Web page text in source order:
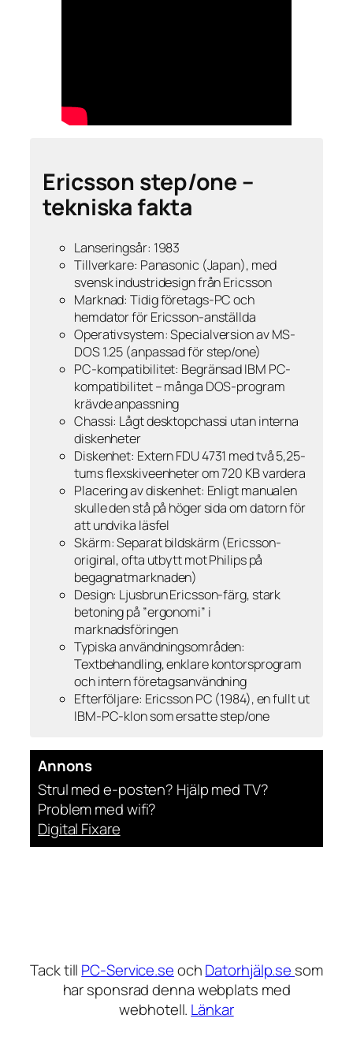
Ericsson step/one –
tekniska fakta
Lanseringsår: 1983
Tillverkare: Panasonic (Japan), med
svensk industridesign från Ericsson
Marknad: Tidig företags-PC och
hemdator för Ericsson-anställda
Operativsystem: Specialversion av MS-
DOS 1.25 (anpassad för step/one)
PC-kompatibilitet: Begränsad IBM PC-
kompatibilitet – många DOS-program
krävde anpassning
Chassi: Lågt desktopchassi utan interna
diskenheter
Diskenhet: Extern FDU 4731 med två 5,25-
tums flexskiveenheter om 720 KB vardera
Placering av diskenhet: Enligt manualen
skulle den stå på höger sida om datorn för
att undvika läsfel
Skärm: Separat bildskärm (Ericsson-
original, ofta utbytt mot Philips på
begagnatmarknaden)
Design: Ljusbrun Ericsson-färg, stark
betoning på ”ergonomi” i
marknadsföringen
Typiska användningsområden:
Textbehandling, enklare kontorsprogram
och intern företagsanvändning
Efterföljare: Ericsson PC (1984), en fullt ut
IBM-PC-klon som ersatte step/one
Annons
Strul med e-posten? Hjälp med TV?
Problem med wifi?
Digital Fixare
Tack till PC-Service.seochDatorhjälp.se som
har sponsrad denna webplats med
webhotell. Länkar